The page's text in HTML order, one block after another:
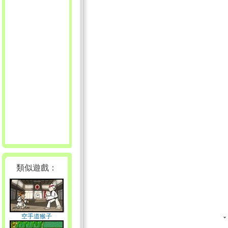
類似遊戲：
空手道猴子